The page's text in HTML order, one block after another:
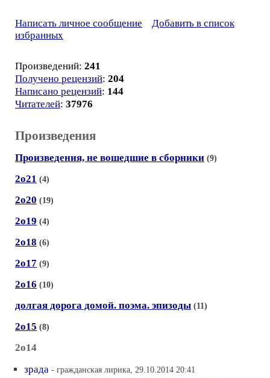
Написать личное сообщение
Добавить в список
избранных
Произведений: 241
Получено рецензий: 204
Написано рецензий: 144
Читателей: 37976
Произведения
Произведения, не вошедшие в сборники (9)
2о21 (4)
2о20 (19)
2о19 (4)
2о18 (6)
2о17 (9)
2о16 (10)
долгая дорога домой. поэма. эпизоды (11)
2о15 (8)
2о14
зрада - гражданская лирика, 29.10.2014 20:41